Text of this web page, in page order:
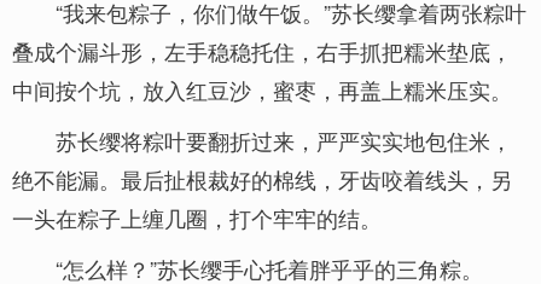
“我来包粽子，你们做午饭。”苏长缨拿着两张粽叶
叠成个漏斗形，左手稳稳托住，右手抓把糯米垫底，
中间按个坑，放入红豆沙，蜜枣，再盖上糯米压实。
苏长缨将粽叶要翻折过来，严严实实地包住米，
绝不能漏。最后扯根裁好的棉线，牙齿咬着线头，另
一头在粽子上缠几圈，打个牢牢的结。
“怎么样？”苏长缨手心托着胖乎乎的三角粽。